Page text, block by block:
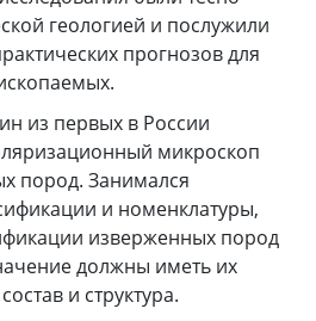
геологией и послужили
прогнозов для
из первых в России
микроскоп
пород. Занимался
и номенклатуры,
изверженных пород
должны иметь их
и структура.